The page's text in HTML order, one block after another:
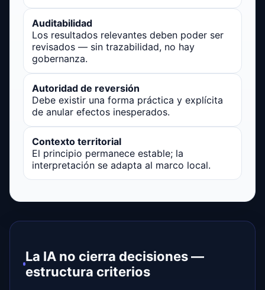
Auditabilidad
Los resultados relevantes deben poder ser
revisados — sin trazabilidad, no hay
gobernanza.
Autoridad de reversión
Debe existir una forma práctica y explícita
de anular efectos inesperados.
Contexto territorial
El principio permanece estable; la
interpretación se adapta al marco local.
La IA no cierra decisiones —
estructura criterios